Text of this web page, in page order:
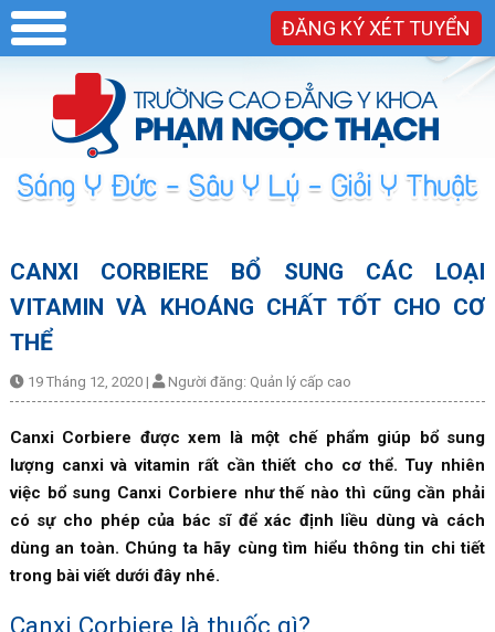
ĐĂNG KÝ XÉT TUYỂN
CANXI CORBIERE BỔ SUNG CÁC LOẠI
VITAMIN VÀ KHOÁNG CHẤT TỐT CHO CƠ
THỂ
19 Tháng 12, 2020 | Người đăng: Quản lý cấp cao
Canxi Corbiere được xem là một chế phẩm giúp bổ sung
lượng canxi và vitamin rất cần thiết cho cơ thể. Tuy nhiên
việc bổ sung Canxi Corbiere như thế nào thì cũng cần phải
có sự cho phép của bác sĩ để xác định liều dùng và cách
dùng an toàn. Chúng ta hãy cùng tìm hiểu thông tin chi tiết
trong bài viết dưới đây nhé.
Canxi Corbiere là thuốc gì?